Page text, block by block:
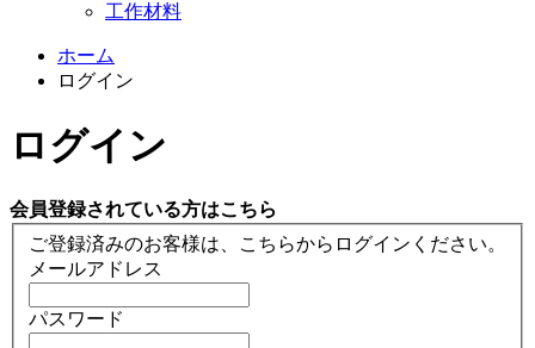
工作材料
ホーム
ログイン
ログイン
会員登録されている方はこちら
ご登録済みのお客様は、こちらからログインください。
メールアドレス
パスワード